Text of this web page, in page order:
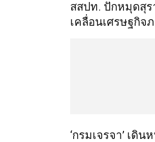
สสปท. ปักหมุดสุร
เคลื่อนเศรษฐกิจ
‘กรมเจรจา’ เดิ